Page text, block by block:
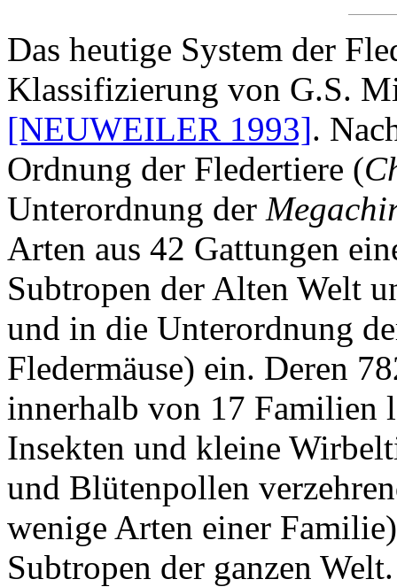
Das heutige System der
Klassifizierung von G.S.
[NEUWEILER 1993].
Ordnung der Fledertiere (
Unterordnung der
Arten aus 42 Gattungen
Subtropen der Alten Welt
und in die Unterordnung
Fledermäuse) ein. Deren
innerhalb von 17 Familien
Insekten und kleine
und Blütenpollen
wenige Arten einer
Subtropen der ganzen Welt.